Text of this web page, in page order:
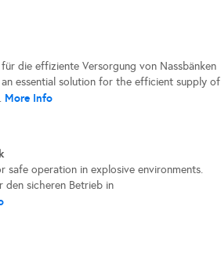
die effiziente Versorgung von Nassbänken
essential solution for the efficient supply of
More Info
safe operation in explosive environments.
den sicheren Betrieb in